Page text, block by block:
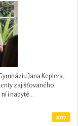
Jana Keplera,
zajišťovaného
i nabyté...
2017